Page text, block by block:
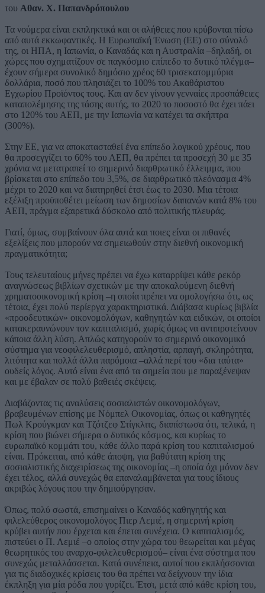
του Αθαν. Χ. Παπανδρόπουλου
Τα νούμερα είναι εκπληκτικά και οι αλήθειες που κρύβονται πίσω
από αυτά εκκωφαντικές. Η Ευρωπαϊκή Ένωση (ΕΕ) στο σύνολό
της, οι ΗΠΑ, η Ιαπωνία, ο Καναδάς και η Αυστραλία –δηλαδή, οι
χώρες που σχηματίζουν σε παγκόσμιο επίπεδο το δυτικό πλέγμα–
έχουν σήμερα συνολικό δημόσιο χρέος 60 τρισεκατομμύρια
δολλάρια, ποσό που πλησιάζει το 100% του Ακαθάριστου
Εγχωρίου Προϊόντος τους. Και αν δεν γίνουν γενναίες προσπάθειες
καταπολέμησης της τάσης αυτής, το 2020 το ποσοστό θα έχει πάει
στο 120% του ΑΕΠ, με την Ιαπωνία να κατέχει τα σκήπτρα
(300%).
Στην ΕΕ, για να αποκατασταθεί ένα επίπεδο λογικού χρέους, που
θα προσεγγίζει το 60% του ΑΕΠ, θα πρέπει τα προσεχή 30 με 35
χρόνια να μετατραπεί το σημερινό διαρθρωτικό έλλειμμα, που
βρίσκεται στο επίπεδο του 3,5%, σε διαρθρωτικό πλεόνασμα 4%
μέχρι το 2020 και να διατηρηθεί έτσι έως το 2030. Μια τέτοια
εξέλιξη προϋποθέτει μείωση των δημοσίων δαπανών κατά 8% του
ΑΕΠ, πράγμα εξαιρετικά δύσκολο από πολιτικής πλευράς.
Γιατί, όμως, συμβαίνουν όλα αυτά και ποιες είναι οι πιθανές
εξελίξεις που μπορούν να σημειωθούν στην διεθνή οικονομική
πραγματικότητα;
Τους τελευταίους μήνες πρέπει να έχω καταρρίψει κάθε ρεκόρ
αναγνώσεως βιβλίων σχετικών με την αποκαλούμενη διεθνή
χρηματοοικονομική κρίση –η οποία πρέπει να ομολογήσω ότι, ως
τέτοια, έχει πολύ περίεργα χαρακτηριστικά. Διάβασα κυρίως βιβλία
«προοδευτικών» οικονομολόγων, καθηγητών και ειδικών, οι οποίοι
κατακεραυνώνουν τον καπιταλισμό, χωρίς όμως να αντιπροτείνουν
κάποια άλλη λύση. Απλώς κατηγορούν το σημερινό οικονομικό
σύστημα για νεοφιλελευθερισμό, απληστία, αρπαγή, σκληρότητα,
λιτότητα και πολλά άλλα παρόμοια –αλλά περί του «δια ταύτα»
ουδείς λόγος. Αυτό είναι ένα από τα σημεία που με παραξένεψαν
και με έβαλαν σε πολύ βαθειές σκέψεις.
Διαβάζοντας τις αναλύσεις σοσιαλιστών οικονομολόγων,
βραβευμένων επίσης με Νόμπελ Οικονομίας, όπως οι καθηγητές
Πωλ Κρούγκμαν και Τζότζεφ Στίγκλιτς, διαπίστωσα ότι, τελικά, η
κρίση που βιώνει σήμερα ο δυτικός κόσμος, και κυρίως το
ευρωπαϊκό κομμάτι του, κάθε άλλο παρά κρίση του καπιταλισμού
είναι. Πρόκειται, από κάθε άποψη, για βαθύτατη κρίση της
σοσιαλιστικής διαχειρίσεως της οικονομίας –η οποία όχι μόνον δεν
έχει τέλος, αλλά συνεχώς θα επαναλαμβάνεται για τους ίδιους
ακριβώς λόγους που την δημιούργησαν.
Όπως, πολύ σωστά, επισημαίνει ο Καναδός καθηγητής και
φιλελεύθερος οικονομολόγος Πιερ Λεμιέ, η σημερινή κρίση
κρύβει αυτήν που έρχεται και έπεται συνέχεια. Ο καπιταλισμός,
πιστεύει ο Π. Λεμιέ –ο οποίος στην χώρα του θεωρείται και μέγας
θεωρητικός του αναρχο-φιλελευθερισμού– είναι ένα σύστημα που
συνεχώς μεταλλάσσεται. Κατά συνέπεια, αυτοί που εκπλήσσονται
για τις διαδοχικές κρίσεις του θα πρέπει να δείχνουν την ίδια
έκπληξη για μία ρόδα που γυρίζει. Έτσι, μετά από κάθε κρίση του,